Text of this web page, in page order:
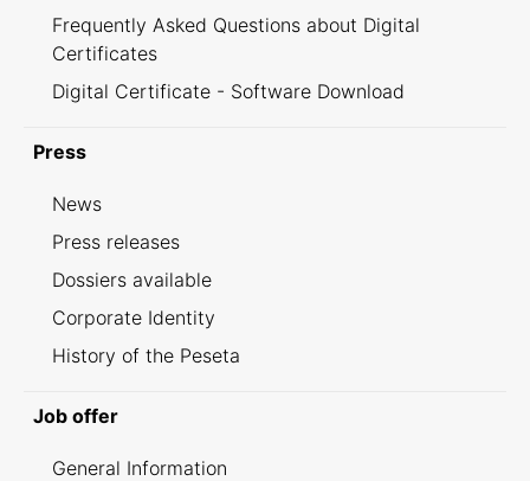
Frequently Asked Questions about Digital
Certificates
Digital Certificate - Software Download
Press
News
Press releases
Dossiers available
Corporate Identity
History of the Peseta
Job offer
General Information